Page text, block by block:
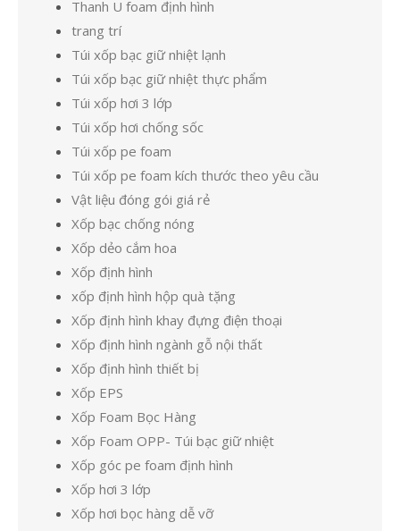
Thanh U foam định hình
trang trí
Túi xốp bạc giữ nhiệt lạnh
Túi xốp bạc giữ nhiệt thực phẩm
Túi xốp hơi 3 lớp
Túi xốp hơi chống sốc
Túi xốp pe foam
Túi xốp pe foam kích thước theo yêu cầu
Vật liệu đóng gói giá rẻ
Xốp bạc chống nóng
Xốp dẻo cắm hoa
Xốp định hình
xốp định hình hộp quà tặng
Xốp định hình khay đựng điện thoại
Xốp định hình ngành gỗ nội thất
Xốp định hình thiết bị
Xốp EPS
Xốp Foam Bọc Hàng
Xốp Foam OPP- Túi bạc giữ nhiệt
Xốp góc pe foam định hình
Xốp hơi 3 lớp
Xốp hơi bọc hàng dễ vỡ